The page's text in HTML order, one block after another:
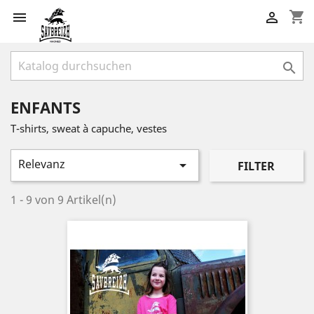
 shopping_cart


ENFANTS
T-shirts, sweat à capuche, vestes
Relevanz  FILTER
1 - 9 von 9 Artikel(n)